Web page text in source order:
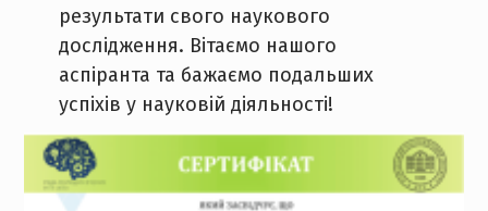
результати свого наукового
дослідження. Вітаємо нашого
аспіранта та бажаємо подальших
успіхів у науковій діяльності!